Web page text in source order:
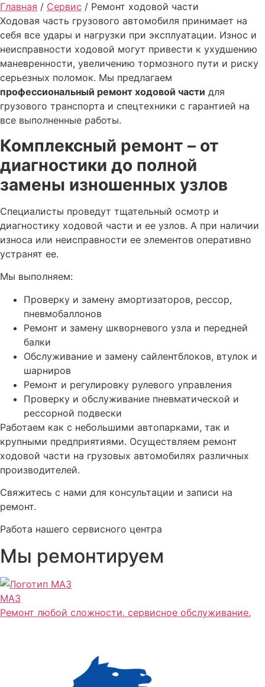
Главная / Сервис / Ремонт ходовой части
Ходовая часть грузового автомобиля принимает на
себя все удары и нагрузки при эксплуатации. Износ и
неисправности ходовой могут привести к ухудшению
маневренности, увеличению тормозного пути и риску
серьезных поломок. Мы предлагаем
профессиональный ремонт ходовой части для
грузового транспорта и спецтехники с гарантией на
все выполненные работы.
Комплексный ремонт – от
диагностики до полной
замены изношенных узлов
Специалисты проведут тщательный осмотр и
диагностику ходовой части и ее узлов. А при наличии
износа или неисправности ее элементов оперативно
устранят ее.
Мы выполняем:
Проверку и замену амортизаторов, рессор,
пневмобаллонов
Ремонт и замену шкворневого узла и передней
балки
Обслуживание и замену сайлентблоков, втулок и
шарниров
Ремонт и регулировку рулевого управления
Проверку и обслуживание пневматической и
рессорной подвески
Работаем как с небольшими автопарками, так и
крупными предприятиями. Осуществляем ремонт
ходовой части на грузовых автомобилях различных
производителей.
Свяжитесь с нами для консультации и записи на
ремонт.
Работа нашего сервисного центра
Мы ремонтируем
МАЗ
Ремонт любой сложности, сервисное обслуживание.